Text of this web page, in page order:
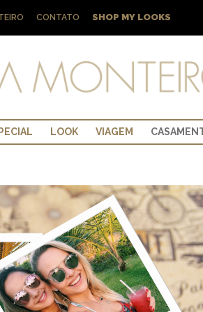
CONTATO SHOP MY LOOKS
LOOK VIAGEM